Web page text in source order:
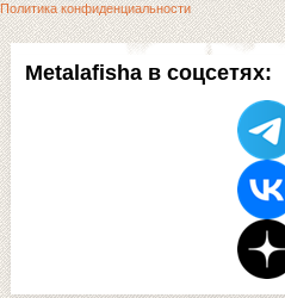
Metalafisha в соцсетях:
Политика конфиденциальности